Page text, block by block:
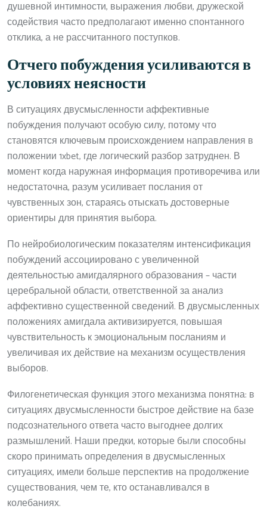
душевной интимности, выражения любви, дружеской
содействия часто предполагают именно спонтанного
отклика, а не рассчитанного поступков.
Отчего побуждения усиливаются в
условиях неясности
В ситуациях двусмысленности аффективные
побуждения получают особую силу, потому что
становятся ключевым происхождением направления в
положении 1xbet, где логический разбор затруднен. В
момент когда наружная информация противоречива или
недостаточна, разум усиливает послания от
чувственных зон, стараясь отыскать достоверные
ориентиры для принятия выбора.
По нейробиологическим показателям интенсификация
побуждений ассоциировано с увеличенной
деятельностью амигдалярного образования – части
церебральной области, ответственной за анализ
аффективно существенной сведений. В двусмысленных
положениях амигдала активизируется, повышая
чувствительность к эмоциональным посланиям и
увеличивая их действие на механизм осуществления
выборов.
Филогенетическая функция этого механизма понятна: в
ситуациях двусмысленности быстрое действие на базе
подсознательного ответа часто выгоднее долгих
размышлений. Наши предки, которые были способны
скоро принимать определения в двусмысленных
ситуациях, имели больше перспектив на продолжение
существования, чем те, кто останавливался в
колебаниях.